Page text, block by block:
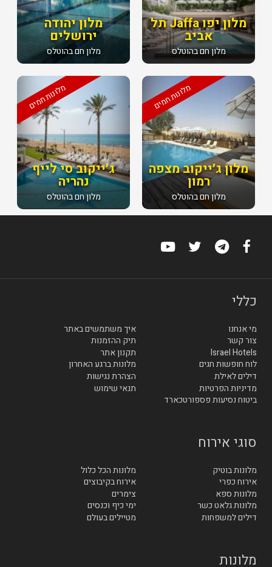
מלון יהודה
ירושלים
מלון חם בהוטלס
מלון יפו Jaffa תל
אביב
מלון חם בהוטלס
מלונות חמים
ג׳ייקוב סי לייף
נהריה
מלון חם בהוטלס
מלונות חמים
מלון ג׳ייקוב מצפה
רמון
מלון חם בהוטלס
כללי
מי אנחנו
איך משתמשים באתר
צור קשר
תיק ההזמנות
Israel Hotels
תקנון אתר
לוח חופשות חגים
מלונות ברגע האחרון
דילים לאילת
הצהרת נגישות
מדיניות הפרטיות
תנאי שימוש
ביטוח נסיעות פספורטכארד
סוגי אירוח
מלונות בוטיק
מלונות הכל כלול
אירוח כפרי
אירוח בקיבוצים
מלונות ספא
צימרים
מלונות גלאט כשר
ימי כיף וכנסים
דילים למשפחות
מטיילים בעולם
מלונות